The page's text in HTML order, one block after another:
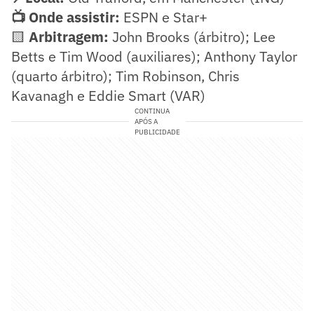
📺 Onde assistir: ESPN e Star+
🟨 Arbitragem: John Brooks (árbitro); Lee
Betts e Tim Wood (auxiliares); Anthony Taylor
(quarto árbitro); Tim Robinson, Chris
Kavanagh e Eddie Smart (VAR)
CONTINUA
APÓS A
PUBLICIDADE